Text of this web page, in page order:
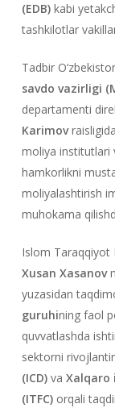
(EDB)kabi
tashkilotlar
Tadbir
savdo vazirligi
departamenti
Karimov
moliya institutlari
hamkorlikni
moliyalashtirish
muhokama
Islom Taraqqiyot
Xusan Xasanov
yuzasidan
guruhining faol
quvvatlashda
sektorni
(ICD)va Xalqaro
(ITFC)orqali